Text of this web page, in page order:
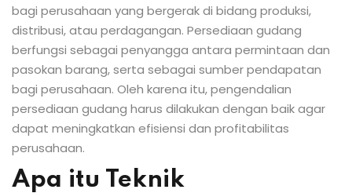
bagi perusahaan yang bergerak di bidang produksi,
distribusi, atau perdagangan. Persediaan gudang
berfungsi sebagai penyangga antara permintaan dan
pasokan barang, serta sebagai sumber pendapatan
bagi perusahaan. Oleh karena itu, pengendalian
persediaan gudang harus dilakukan dengan baik agar
dapat meningkatkan efisiensi dan profitabilitas
perusahaan.
Apa itu Teknik